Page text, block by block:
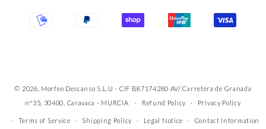
© 2026, Morfeo Descanso S.L.U - CIF B87174280 AV/ Carretera de Granada
nº35, 30400, Caravaca - MURCIA
Refund Policy Privacy Policy
Terms of Service Shipping Policy Legal Notice Contact Information